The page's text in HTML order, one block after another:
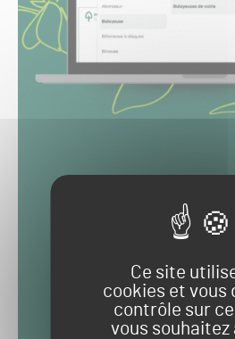
Ce site
cookies et vous
contrôle sur
vous